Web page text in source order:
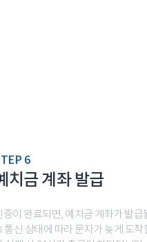
6
치금 계좌 발급
증이 완료되면, 예치금 계좌가 발급
신 상태에 따라 문자가 늦게 도착